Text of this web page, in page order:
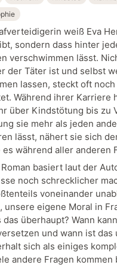
weiß Eva
sondern dass hinter
verschwimmen lässt.
der Täter ist und selbst
lassen, steckt oft
Während ihrer Karriere
über Kindstötung bis zu
sie mehr als jeden
lässt, nähert sie sich
es während aller anderen
basiert laut der
noch schrecklicher
voneinander
unsere eigene Moral in
das überhaupt? Wann
und wann ist
sich als einiges
andere Fragen